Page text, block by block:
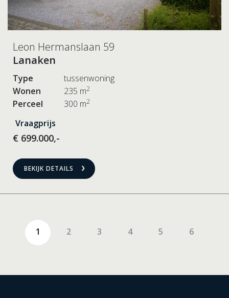
Leon Hermanslaan 59
Lanaken
Type
tussenwoning
Wonen
235 m2
Perceel 300 m2
Vraagprijs
€ 699.000,-
BEKIJK DETAILS
1 2 3 4 5 6